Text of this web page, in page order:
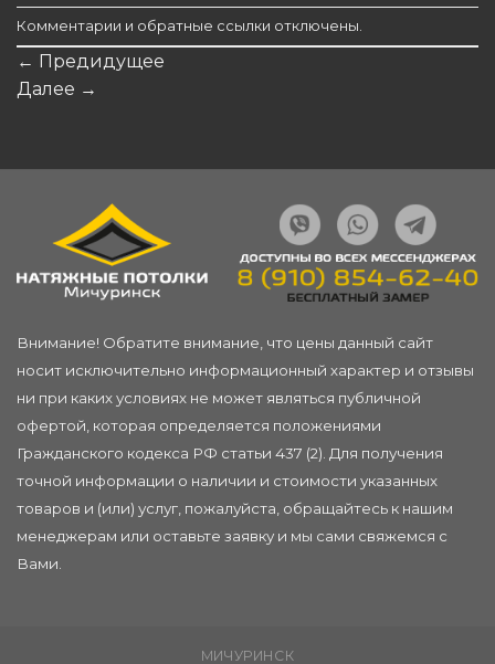
Комментарии и обратные ссылки отключены.
← Предидущее
Далее →
Внимание! Обратите внимание, что цены данный сайт
носит исключительно информационный характер и отзывы
ни при каких условиях не может являться публичной
офертой, которая определяется положениями
Гражданского кодекса РФ статьи 437 (2). Для получения
точной информации о наличии и стоимости указанных
товаров и (или) услуг, пожалуйста, обращайтесь к нашим
менеджерам или оставьте заявку и мы сами свяжемся с
Вами.
МИЧУРИНСК